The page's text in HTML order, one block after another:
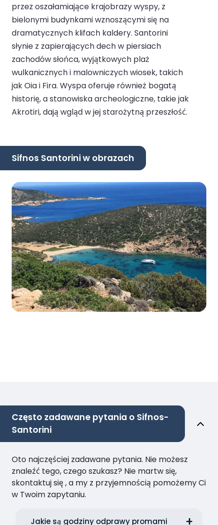
przez oszałamiające krajobrazy wyspy, z
bielonymi budynkami wznoszącymi się na
dramatycznych klifach kaldery. Santorini
słynie z zapierających dech w piersiach
zachodów słońca, wyjątkowych plaż
wulkanicznych i malowniczych wiosek, takich
jak Oia i Fira. Wyspa oferuje również bogatą
historię, a stanowiska archeologiczne, takie jak
Akrotiri, dają wgląd w jej starożytną przeszłość.
Sifnos Santorini w obrazach
Często zadawane pytania o Sifnos-
Santorini
Oto najczęściej zadawane pytania. Nie możesz
znaleźć tego, czego szukasz? Nie martw się,
skontaktuj się , a my z przyjemnością pomożemy Ci
w Twoim zapytaniu.
Jakie są godziny odprawy promami